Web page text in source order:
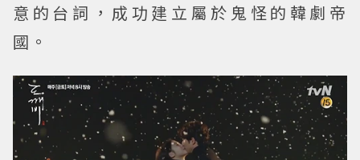
意的台詞，成功建立屬於鬼怪的韓劇帝
國。